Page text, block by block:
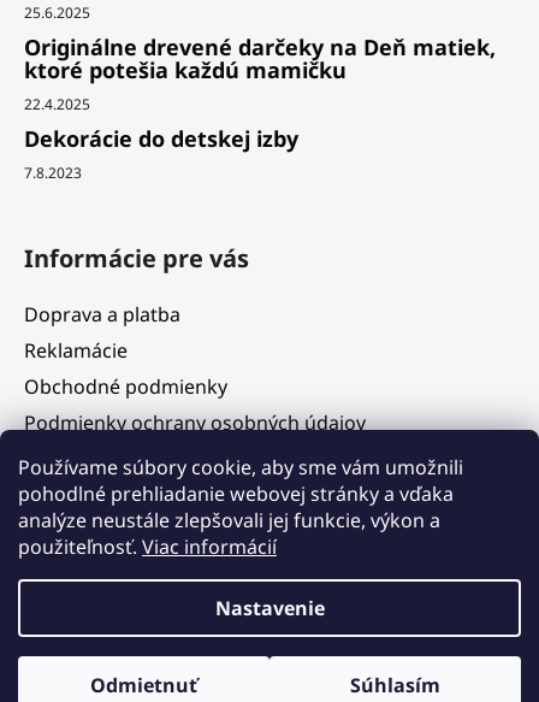
Používame súbory cookie, aby sme vám umožnili
pohodlné prehliadanie webovej stránky a vďaka
analýze neustále zlepšovali jej funkcie, výkon a
použiteľnosť. Viac informácií
Nastavenie
Odmietnuť Súhlasím
dovolenku. V tomto období budú objednávky prijímané, ich
expedícia však bude dočasne pozastavená. Postupné
vybavovanie a odosielanie objednávok začneme od 12. 8. 2026 v
poradí, v akom boli prijaté. Ďakujeme za pochopenie a tešíme sa
25.6.2025
Originálne drevené darčeky na Deň matiek,
ktoré potešia každú mamičku
22.4.2025
Dekorácie do detskej izby
7.8.2023
Informácie pre vás
Doprava a platba
Reklamácie
Obchodné podmienky
Podmienky ochrany osobných údajov
Služby
Hodnotenie obchodu
Blog
Vytvoril Shoptet
Copyright 2026JK Design . Všetky práva vyhradené.